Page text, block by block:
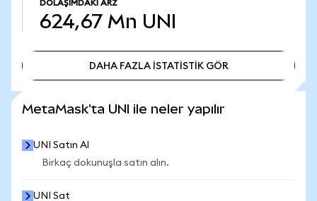
DOLAŞIMDAKI ARZ
624,67 Mn UNI
DAHA FAZLA İSTATİSTİK GÖR
MetaMask'ta UNI ile neler yapılır
UNI Satın Al
Birkaç dokunuşla satın alın.
UNI Sat